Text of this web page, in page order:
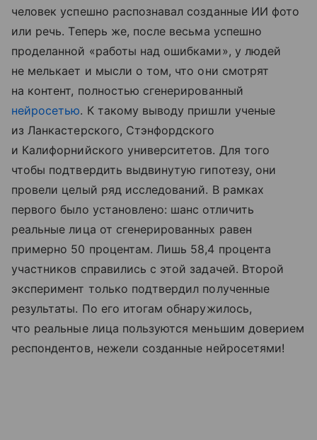
человек успешно распознавал созданные ИИ фото
или речь. Теперь же, после весьма успешно
проделанной «работы над ошибками», у людей
не мелькает и мысли о том, что они смотрят
на контент, полностью сгенерированный
нейросетью. К такому выводу пришли ученые
из Ланкастерского, Стэнфордского
и Калифорнийского университетов. Для того
чтобы подтвердить выдвинутую гипотезу, они
провели целый ряд исследований. В рамках
первого было установлено: шанс отличить
реальные лица от сгенерированных равен
примерно 50 процентам. Лишь 58,4 процента
участников справились с этой задачей. Второй
эксперимент только подтвердил полученные
результаты. По его итогам обнаружилось,
что реальные лица пользуются меньшим доверием
респондентов, нежели созданные нейросетями!